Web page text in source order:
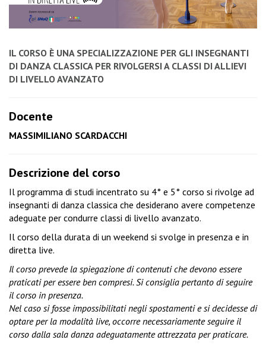
IL CORSO È UNA SPECIALIZZAZIONE PER GLI INSEGNANTI
DI DANZA CLASSICA PER RIVOLGERSI A CLASSI DI ALLIEVI
DI LIVELLO AVANZATO
Docente
MASSIMILIANO SCARDACCHI
Descrizione del corso
Il programma di studi incentrato su 4° e 5° corso si rivolge ad
insegnanti di danza classica che desiderano avere competenze
adeguate per condurre classi di livello avanzato.
Il corso della durata di un weekend si svolge in presenza e in
diretta live.
Il corso prevede la spiegazione di contenuti che devono essere
praticati per essere ben compresi. Si consiglia pertanto di seguire
il corso in presenza.
Nel caso si fosse impossibilitati negli spostamenti e si decidesse di
optare per la modalità live, occorre necessariamente seguire il
corso dalla sala danza adeguatamente attrezzata per praticare.